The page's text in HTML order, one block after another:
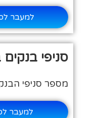
למעבר
סניפי
מספר סניפי
למעבר